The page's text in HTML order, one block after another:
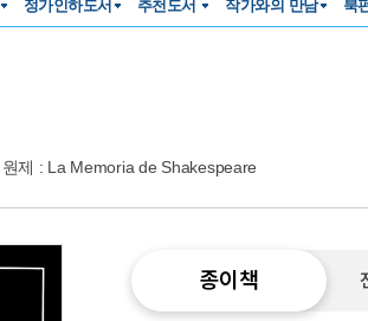
정가인하도서 추천도서 작가와의 만남 북
원제 : La Memoria de Shakespeare
종이책